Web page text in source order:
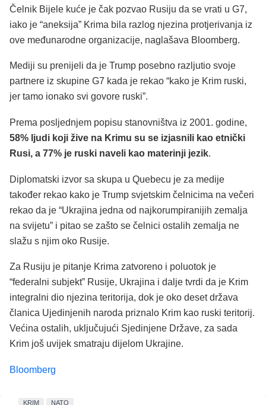
Čelnik Bijele kuće je čak pozvao Rusiju da se vrati u G7,
iako je “aneksija” Krima bila razlog njezina protjerivanja iz
ove međunarodne organizacije, naglašava Bloomberg.
Mediji su prenijeli da je Trump posebno razljutio svoje
partnere iz skupine G7 kada je rekao “kako je Krim ruski,
jer tamo ionako svi govore ruski”.
Prema posljednjem popisu stanovništva iz 2001. godine,
58% ljudi koji žive na Krimu su se izjasnili kao etnički
Rusi, a 77% je ruski naveli kao materinji jezik.
Diplomatski izvor sa skupa u Quebecu je za medije
također rekao kako je Trump svjetskim čelnicima na večeri
rekao da je “Ukrajina jedna od najkorumpiranijih zemalja
na svijetu” i pitao se zašto se čelnici ostalih zemalja ne
slažu s njim oko Rusije.
Za Rusiju je pitanje Krima zatvoreno i poluotok je
“federalni subjekt” Rusije, Ukrajina i dalje tvrdi da je Krim
integralni dio njezina teritorija, dok je oko deset država
članica Ujedinjenih naroda priznalo Krim kao ruski teritorij.
Većina ostalih, uključujući Sjedinjene Države, za sada
Krim još uvijek smatraju dijelom Ukrajine.
Bloomberg
KRIM NATO